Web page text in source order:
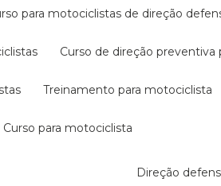
para motociclistas de direção
curso de direção
treinamento para motociclista
curso para motociclista
direção